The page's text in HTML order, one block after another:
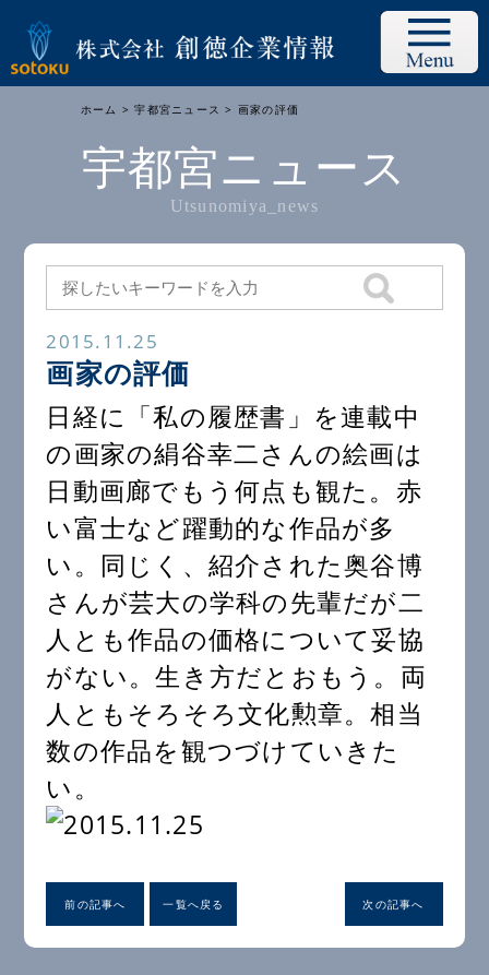
ホーム >宇都宮ニュース > 画家の評価
宇都宮ニュース
Utsunomiya_news
2015.11.25
画家の評価
日経に「私の履歴書」を連載中
の画家の絹谷幸二さんの絵画は
日動画廊でもう何点も観た。赤
い富士など躍動的な作品が多
い。同じく、紹介された奥谷博
さんが芸大の学科の先輩だが二
人とも作品の価格について妥協
がない。生き方だとおもう。両
人ともそろそろ文化勲章。相当
数の作品を観つづけていきた
い。
前の記事へ 一覧へ戻る 次の記事へ